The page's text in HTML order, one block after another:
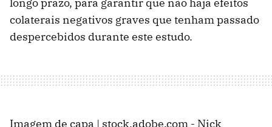
colaterais negativos graves que tenham passado
despercebidos durante este estudo.
Imagem de capa | stock.adobe.com - Nick